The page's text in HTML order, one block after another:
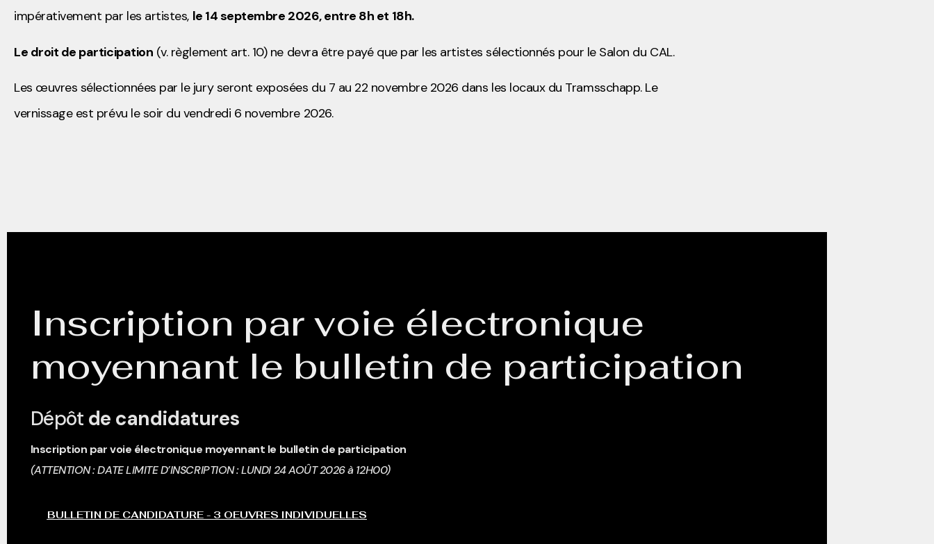
impérativement par les artistes, le 14 septembre 2026, entre 8h et 18h.
Le droit de participation (v. règlement art. 10) ne devra être payé que par les artistes sélectionnés pour le Salon du CAL.
Les œuvres sélectionnées par le jury seront exposées du 7 au 22 novembre 2026 dans les locaux du Tramsschapp. Le
vernissage est prévu le soir du vendredi 6 novembre 2026.
Inscription par voie électronique
moyennant le bulletin de participation
Dépôt de candidatures
Inscription par voie électronique moyennant le bulletin de participation
(ATTENTION : DATE LIMITE D’INSCRIPTION : LUNDI 24 AOÛT 2026 à 12H00)
BULLETIN DE CANDIDATURE - 3 OEUVRES INDIVIDUELLES